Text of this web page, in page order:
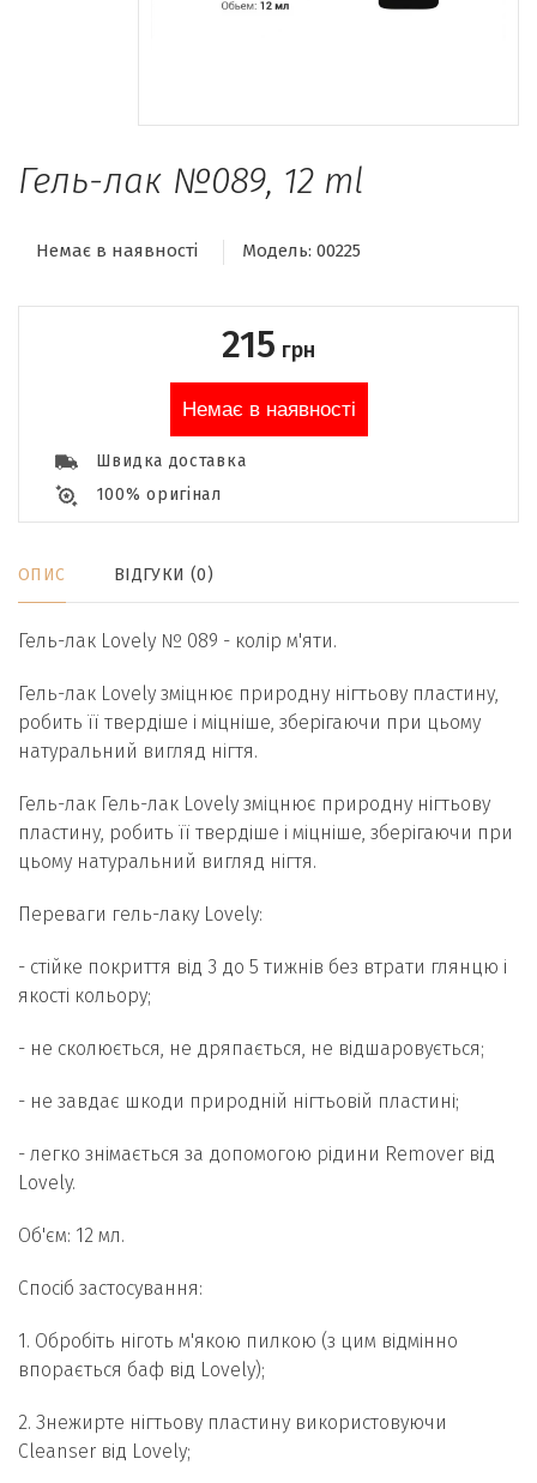
Гель-лак №089, 12 ml
Немає в наявності Модель: 00225
215 грн
Немає в наявності
Швидка доставка
100% оригінал
ОПИС ВІДГУКИ (0)
Гель-лак Lovely № 089 - колір м'яти.
Гель-лак Lovely зміцнює природну нігтьову пластину,
робить її твердіше і міцніше, зберігаючи при цьому
натуральний вигляд нігтя.
Гель-лак Гель-лак Lovely зміцнює природну нігтьову
пластину, робить її твердіше і міцніше, зберігаючи при
цьому натуральний вигляд нігтя.
Переваги гель-лаку Lovely:
- стійке покриття від 3 до 5 тижнів без втрати глянцю і
якості кольору;
- не сколюється, не дряпається, не відшаровується;
- не завдає шкоди природній нігтьовій пластині;
- легко знімається за допомогою рідини Remover від
Lovely.
Об'єм: 12 мл.
Спосіб застосування:
1. Обробіть ніготь м'якою пилкою (з цим відмінно
впорається баф від Lovely);
2. Знежирте нігтьову пластину використовуючи
Cleanser від Lovely;